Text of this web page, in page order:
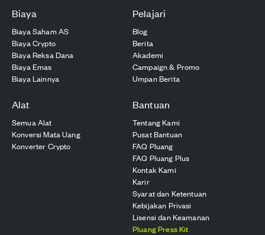
Biaya
Biaya Saham AS
Biaya Crypto
Biaya Reksa Dana
Biaya Emas
Biaya Lainnya
Pelajari
Blog
Berita
Akademi
Campaign & Promo
Umpan Berita
Alat
Semua Alat
Konversi Mata Uang
Konverter Crypto
Bantuan
Tentang Kami
Pusat Bantuan
FAQ Pluang
FAQ Pluang Plus
Kontak Kami
Karir
Syarat dan Ketentuan
Kebijakan Privasi
Lisensi dan Keamanan
Pluang Press Kit